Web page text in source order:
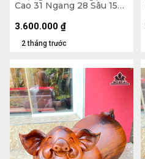
Cao 31 Ngang 28 Sâu 15
2 tháng trước
3.600.000 ₫